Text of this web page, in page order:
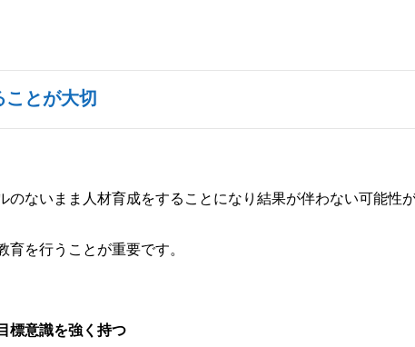
ことが大切
ないまま人材育成をすることになり結果が伴わない可能性
を行うことが重要です。
標意識を強く持つ